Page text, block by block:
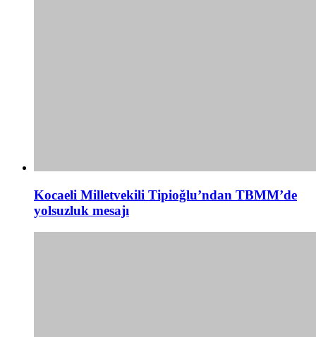
Kocaeli Milletvekili Tipioğlu’ndan TBMM’de
yolsuzluk mesajı